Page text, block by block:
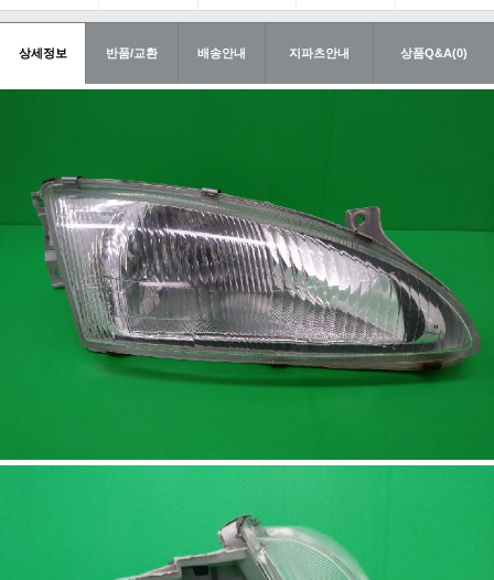
상세정보 반품/교환 배송안내 지파츠안내 상품Q&A(0)